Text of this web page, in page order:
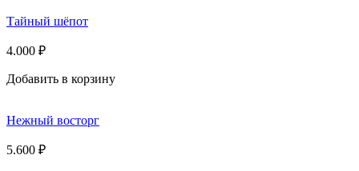
Тайный шёпот
4.000 ₽
Добавить в корзину
Нежный восторг
5.600 ₽